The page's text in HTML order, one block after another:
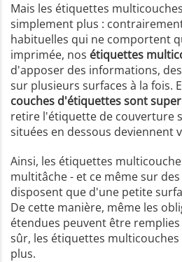
Mais les étiquettes
simplement plus :
habituelles qui ne comportent
imprimée, nos étiquettes
d'apposer des informations,
sur plusieurs surfaces à la fois.
couches d'étiquettes sont
retire l'étiquette de couverture
situées en dessous deviennent
Ainsi, les étiquettes
multitâche - et ce même sur
disposent que d'une petite
De cette manière, même les
étendues peuvent être
sûr, les étiquettes
plus.